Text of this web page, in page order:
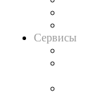
Сервисы